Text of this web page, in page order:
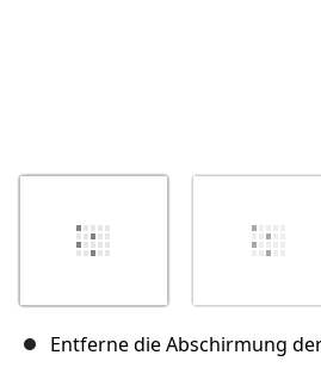
Entferne die Abschirmung